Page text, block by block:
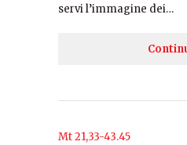
servi l’immagine dei…
Mt 21,33-43.45